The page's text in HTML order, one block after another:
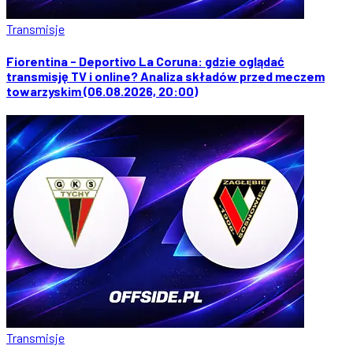
Transmisje
Fiorentina - Deportivo La Coruna: gdzie oglądać
transmisję TV i online? Analiza składów przed meczem
towarzyskim (06.08.2026, 20:00)
Transmisje